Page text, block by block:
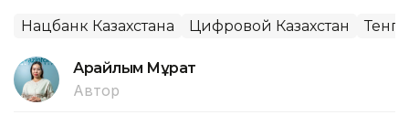
Нацбанк Казахстана Цифровой Казахстан Тенге
Арайлым Мұрат
Автор